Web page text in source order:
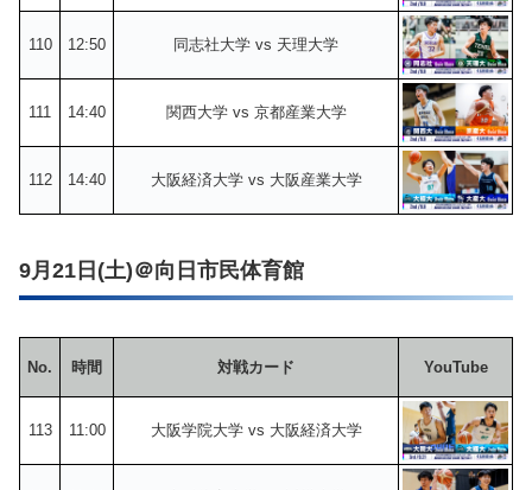
110 12:50 同志社大学 vs 天理大学
111 14:40 関西大学 vs 京都産業大学
112 14:40 大阪経済大学 vs 大阪産業大学
9月21日(土)＠向日市民体育館
No. 時間 対戦カード YouTube
113 11:00 大阪学院大学 vs 大阪経済大学